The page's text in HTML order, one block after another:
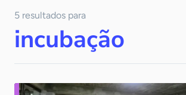
Notícias
5 resultados para
incubação